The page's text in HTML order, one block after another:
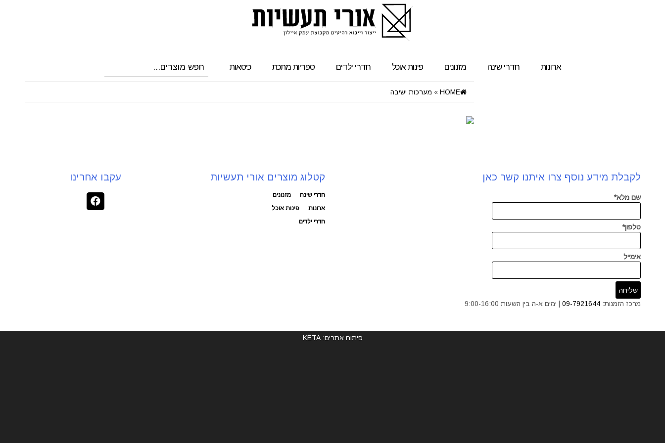
ארונות חדרי שינה מזנונים פינות אוכל חדרי ילדים ספריות מתכת כיסאות
HOME
» מערכות ישיבה
עקבו אחרינו קטלוג מוצרים אורי תעשיות
חדרי שינה
מזנונים
ארונות
פינות אוכל
חדרי ילדים
לקבלת מידע נוסף צרו איתנו קשר כאן
שם מלא*
טלפון*
אימייל
מרכז הזמנות: 09-7921644| ימים א-ה בין השעות 9:00-16:00
פיתוח אתרים: KETA